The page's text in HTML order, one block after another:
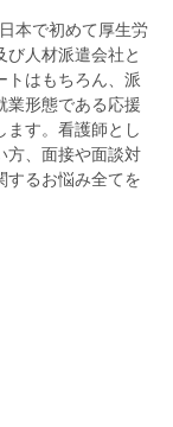
本で初めて厚生労
人材派遣会社と
トはもちろん、派
業形態である応援
ます。看護師とし
方、面接や面談対
するお悩み全てを